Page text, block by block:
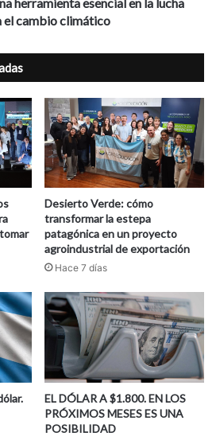
el cambio climático
Desierto Verde: cómo
transformar la estepa
patagónica en un proyecto
agroindustrial de exportación
Hace 7 días
EL DÓLAR A $1.800. EN LOS
PRÓXIMOS MESES ES UNA
POSIBILIDAD